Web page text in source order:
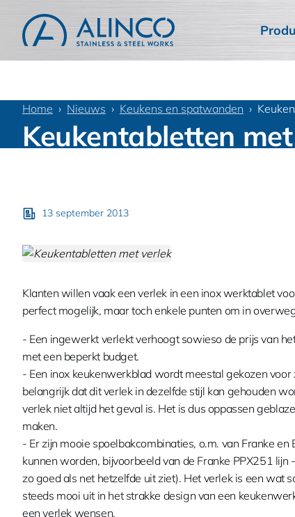
Home Nieuws Keukens en spatwanden
Keukentabletten
13 september 2013
Klanten willen vaak een verlek in een inox werktablet
perfect mogelijk, maar toch enkele punten om in
- Een ingewerkt verlekt verhoogt sowieso de prijs van
met een beperkt budget.
- Een inox keukenwerkblad wordt meestal gekozen
belangrijk dat dit verlek in dezelfde stijl kan gehouden
verlek niet altijd het geval is. Het is dus oppassen
maken.
- Er zijn mooie spoelbakcombinaties, o.m. van Franke
kunnen worden, bijvoorbeeld van de Franke PPX251
zo goed als net hetzelfde uit ziet). Het verlek is een wat
steeds mooi uit in het strakke design van een
een verlek wensen.